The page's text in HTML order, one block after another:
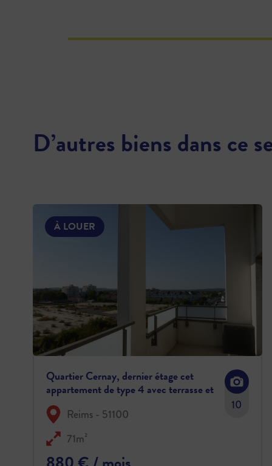
D’autres biens dans ce
À LOUER
Quartier Cernay, dernier étage cet
appartement de type 4 avec terrasse et
garage, disponible le 04 octobre 202
Reims - 51100
71m²
10